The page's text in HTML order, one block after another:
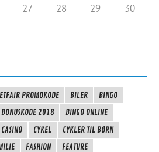
27 28 29
30
PROMOKODE BILER
BINGO
2018
BINGO ONLINE
CASINO CYKEL
CYKLER TIL BØRN
FASHION FEATURE